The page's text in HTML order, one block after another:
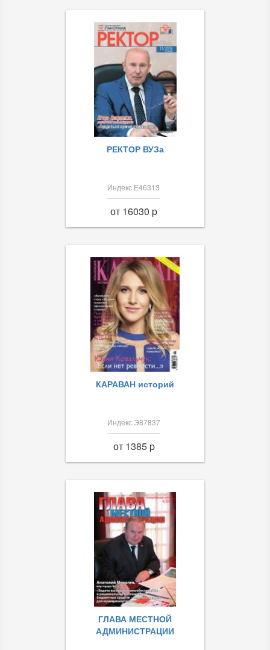
РЕКТОР ВУЗа
Индекс Е46313
от 16030 p
КАРАВАН историй
Индекс Э87837
от 1385 p
ГЛАВА МЕСТНОЙ
АДМИНИСТРАЦИИ